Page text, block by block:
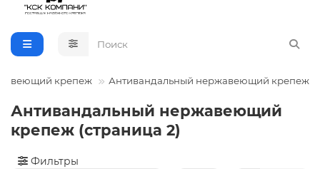
крепеж Антивандальный нержавеющий крепеж
Антивандальный нержавеющий
крепеж (страница 2)
Фильтры